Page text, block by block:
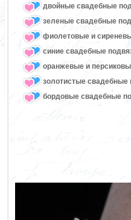
двойные свадебные
зеленые свадебные
фиолетовые и
синие свадебные
оранжевые и
золотистые свадебные
бордовые свадебные